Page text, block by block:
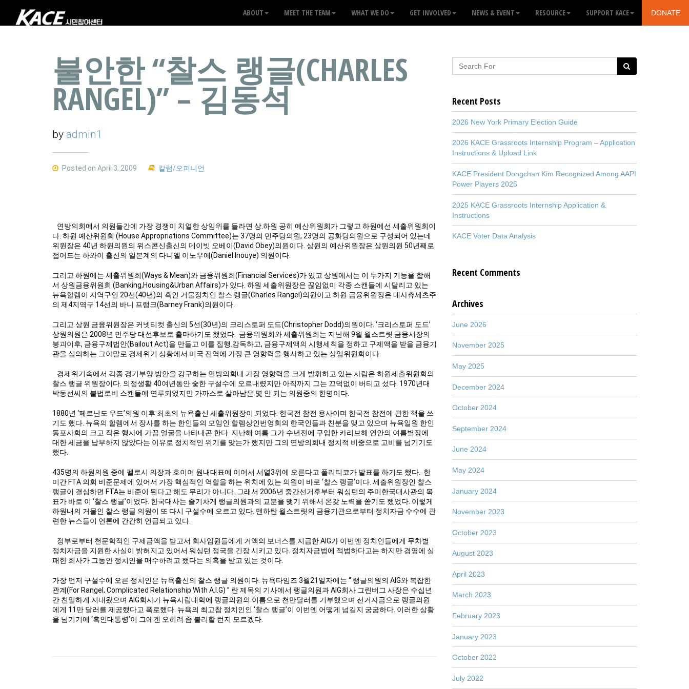
ABOUT MEET THE TEAM WHAT WE DO GET INVOLVED NEWS & EVENT RESOURCE SUPPORT KACE DONATE
불안한 “찰스 랭글(CHARLES
RANGEL)” – 김동석
by admin1
Posted on April 3, 2009 칼럼/오피니언
연방의회에서 의원들간에 가장 경쟁이 치열한 상임위를 들라면 상.하원 공히 예산위원회가 그렇고 하원에선 세출위원회이
다. 하원 예산위원회 (House Appropriations Committee)는 37명의 민주당의원, 23명의 공화당의원으로 구성되어 있는데
위원장은 40년 하원의원의 위스콘신출신의 데이빗 오베이(David Obey)의원이다. 상원의 예산위원장은 상원의원 50년째로
접어드는 하와이 출신의 일본계의 다니엘 이노우에(Daniel Inouye) 의원이다.
그리고 하원에는 세출위원회(Ways & Mean)와 금융위원회(Financial Services)가 있고 상원에서는 이 두가지 기능을 합해
서 상원금융위원회 (Banking,Housing&Urban Affairs)가 있다. 하원 세출위원장은 끊임없이 각종 스캔들에 시달리고 있는
뉴욕할렘이 지역구인 20선(40년)의 흑인 거물정치인 찰스 랭글(Charles Rangel)의원이고 하원 금융위원장은 매사츄세츠주
의 제4지역구 14선의 바니 프랭크(Barney Frank)의원이다.
그리고 상원 금융위원장은 커넷티컷 출신의 5선(30년)의 크리스토퍼 도드(Christopher Dodd)의원이다. ‘크리스토퍼 도드’
상원의원은 2008년 민주당 대선후보로 출마하기도 했었다. 금융위원회와 세출위원회는 지난해 9월 월스트릿 금융시장의
붕괴이후, 금융구제법안(Bailout Act)을 만들고 이를 집행.감독하고, 금융구제액의 시행세칙을 정하고 구제액을 받을 금융기
관을 심의하는 그야말로 경제위기 상황에서 미국 전역에 가장 큰 영향력을 행사하고 있는 상임위원회이다.
경제위기속에서 각종 경기부양 방안을 강구하는 연방의회내 가장 영향력을 크게 발휘하고 있는 사람은 하원세출위원회의
찰스 랭글 위원장이다. 의정생활 40여년동안 숯한 구설수에 오르내렸지만 아직까지 그는 끄덕없이 버티고 섰다. 1970년대
박동선씨의 불법로비 스캔들에 연루되었지만 가까스로 살아남은 몇 안 되는 의원중의 한명이다.
1880년 ‘페르난도 우드’의원 이후 최초의 뉴욕출신 세출위원장이 되었다. 한국전 참전 용사이며 한국전 참전에 관한 책을 쓰
기도 했다. 뉴욕의 할렘에서 장사를 하는 한인들의 모임인 할렘상인번영회의 한국인들과 친분을 맺고 있으며 뉴욕일원 한인
동포사회의 크고 작은 행사에 가끔 얼굴을 나타내곤 한다. 지난해 여름 그가 수년전에 구입한 카리브해 연안의 여름별장에
대한 세금을 납부하지 않았다는 이유로 정치적인 위기를 맞는가 했지만 그의 연방의회내 정치적 비중으로 고비를 넘기기도
했다.
435명의 하원의원 중에 펠로시 의장과 호이어 원내대표에 이어서 서열3위에 오른다고 폴리티코가 발표를 하기도 했다. 한
미간 FTA 의회 비준문제에 있어서 가장 핵심적인 역할을 하는 위치에 있는 의원이 바로 ‘찰스 랭글’이다. 세출위원장인 찰스
랭글이 결심하면 FTA는 비준이 된다고 해도 무리가 아니다. 그래서 2006년 중간선거후부터 워싱턴의 주미한국대사관의 목
표가 바로 이 ‘찰스 랭글’이었다. 한국대사는 줄기차게 랭글의원과의 교분을 맺기 위해서 온갖 노력을 쏟기도 했었다. 이렇게
하원내의 거물인 찰스 랭글 의원이 또 다시 구설수에 오르고 있다. 맨하탄 월스트릿의 금융기관으로부터 정치자금 수수에 관
련한 뉴스들이 언론에 간간히 언급되고 있다.
정부로부터 천문학적인 구제금액을 받고서 회사임원들에게 거액의 보너스를 지급한 AIG가 이번엔 정치인들에게 무차별
정치자금을 지원한 사실이 밝혀지고 있어서 워싱턴 정국을 긴장 시키고 있다. 정치자금법에 적법하다고는 하지만 경영에 실
패한 회사가 그동안 정치인을 매수하려고 했다는 의혹을 받고 있는 것이다.
가장 먼저 구설수에 오른 정치인은 뉴욕출신의 찰스 랭글 의원이다. 뉴욕타임즈 3월21일자에는 “ 랭글의원의 AIG와 복잡한
관계(For Rangel, Complicated Relationship With A.I.G) ” 란 제목의 기사에서 랭글의원과 AIG회사 그린버그 사장은 수십년
간 친밀하게 지내왔으며 AIG회사가 뉴욕시립대학에 랭글의원의 이름으로 천만달러를 기부했으며 선거자금으로 랭글의원
에게 11만 달러를 제공했다고 폭로했다. 뉴욕의 최고참 정치인인 ‘찰스 랭글’이 이번엔 어떻게 넘길지 궁굼하다. 이러한 상황
을 넘기기에 ‘흑인대통령’이 그에겐 오히려 좀 불리할 런지 모르겠다.
Recent Posts
2026 New York Primary Election Guide
2026 KACE Grassroots Internship Program – Application
Instructions & Upload Link
KACE President Dongchan Kim Recognized Among AAPI
Power Players 2025
2025 KACE Grassroots Internship Application &
Instructions
KACE Voter Data Analysis
Recent Comments
Archives
June 2026
November 2025
May 2025
December 2024
October 2024
September 2024
June 2024
May 2024
January 2024
November 2023
October 2023
August 2023
April 2023
March 2023
February 2023
January 2023
October 2022
July 2022